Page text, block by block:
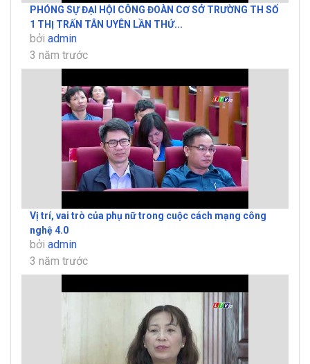
PHÓNG SỰ ĐẠI HỘI CÔNG ĐOÀN CƠ SỞ TRƯỜNG TH SỐ
1 THỊ TRẤN TÂN UYÊN LẦN THỨ...
bởi admin
3 năm trước
Vị trí, vai trò của phụ nữ trong cuộc cách mạng công
nghệ 4.0
bởi admin
3 năm trước